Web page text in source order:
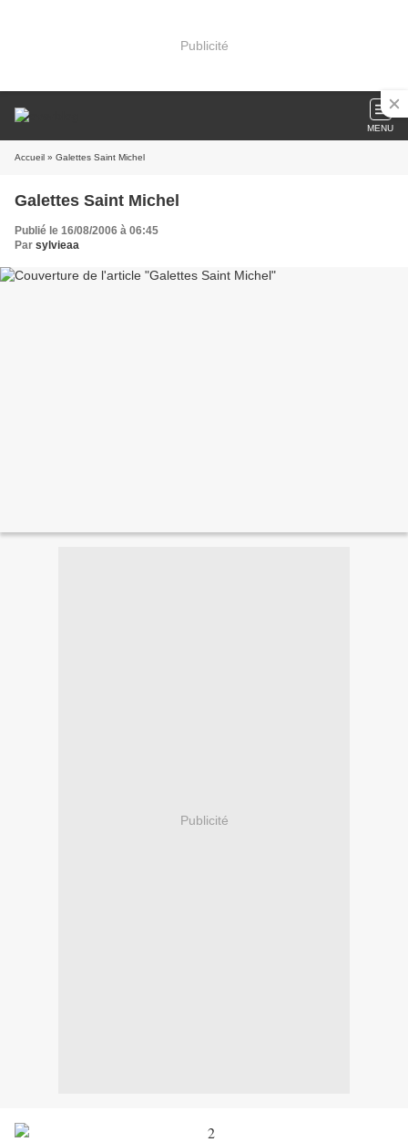
Publicité
MENU
Accueil » Galettes Saint Michel
Galettes Saint Michel
Publié le 16/08/2006 à 06:45
Par sylvieaa
Publicité